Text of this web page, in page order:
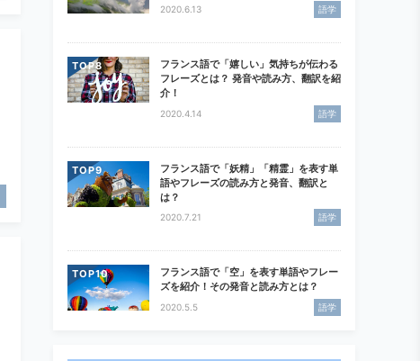
2020.6.13 語学
TOP
フランス語で「嬉しい」気持ちが伝わる
フレーズとは？ 発音や読み方、翻訳を紹
介！
2020.4.14 語学
TOP
フランス語で「妖精」「精霊」を表す単
語やフレーズの読み方と発音、翻訳と
は？
2020.7.21 語学
TOP
フランス語で「空」を表す単語やフレー
ズを紹介！その発音と読み方とは？
2020.5.5 語学